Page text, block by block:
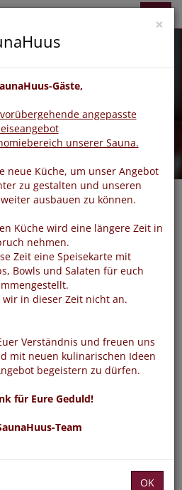
-
×
Gäste,
angepasste
unserer Sauna.
neue Küche, um unser Angebot
zu gestalten und unseren
ausbauen zu können.
Küche wird eine längere Zeit in
nehmen.
Zeit eine Speisekarte mit
Bowls und Salaten für euch
in dieser Zeit nicht an.
Verständnis und freuen uns
mit neuen kulinarischen Ideen
begeistern zu dürfen.
für Eure Geduld!
Team
OK